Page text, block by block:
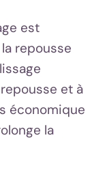
est
repousse
et à
économique
la